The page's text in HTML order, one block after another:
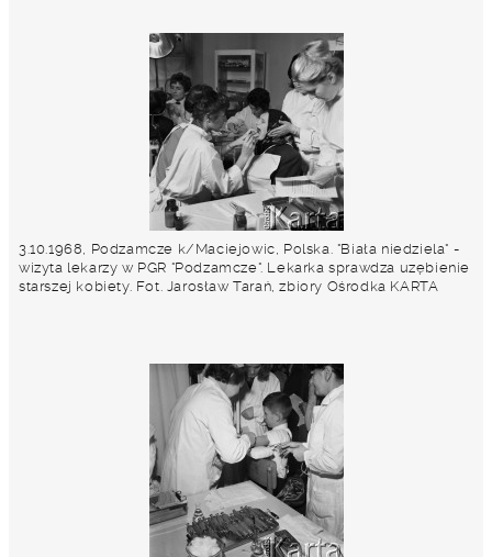
3.10.1968, Podzamcze k/Maciejowic, Polska. "Biała niedziela" -
wizyta lekarzy w PGR "Podzamcze". Lekarka sprawdza uzębienie
starszej kobiety. Fot. Jarosław Tarań, zbiory Ośrodka KARTA